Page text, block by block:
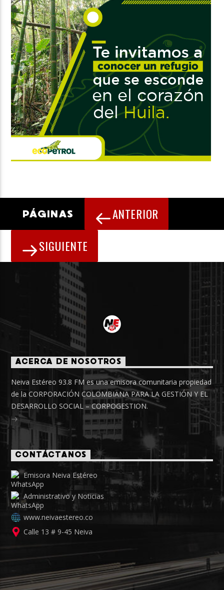
PÁGINAS
ANTERIOR
SIGUIENTE
ACERCA DE NOSOTROS
Neiva Estéreo 93.8 FM es una emisora comunitaria propiedad
de la CORPORACIÓN COLOMBIANA PARA LA GESTIÓN Y EL
DESARROLLO SOCIAL – CORPOGESTION.
CONTÁCTANOS
Emisora Neiva Estéreo
Administrativo y Noticias
www.neivaestereo.co
Calle 13 # 9-45 Neiva